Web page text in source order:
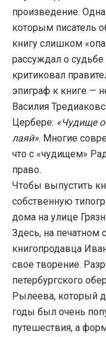
произведение.
которым писатель
книгу слишком
рассуждал о судьбе
критиковал
эпиграф к книге —
Василия
Цербере: «Чудище
лаяй». Многие
что с «чудищем»
право.
Чтобы выпустить
собственную
дома на улице
Здесь, на печатном
книгопродавца
свое творение.
петербургского
Рылеева, который
годы был очень
путешествия, а